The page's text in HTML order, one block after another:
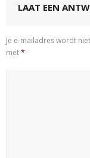
LAAT EEN
Je e-mailadres wordt
met*